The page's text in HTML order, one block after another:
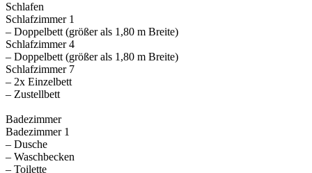
Schlafen
Schlafzimmer 1
– Doppelbett (größer als 1,80 m Breite)
Schlafzimmer 4
– Doppelbett (größer als 1,80 m Breite)
Schlafzimmer 7
– 2x Einzelbett
– Zustellbett
Badezimmer
Badezimmer 1
– Dusche
– Waschbecken
– Toilette